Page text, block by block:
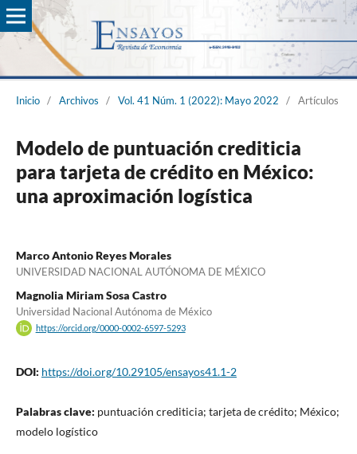
Inicio / Archivos / Vol. 41 Núm. 1 (2022): Mayo 2022 / Artículos
Modelo de puntuación crediticia
para tarjeta de crédito en México:
una aproximación logística
Marco Antonio Reyes Morales
UNIVERSIDAD NACIONAL AUTÓNOMA DE MÉXICO
Magnolia Miriam Sosa Castro
Universidad Nacional Autónoma de México
https://orcid.org/0000-0002-6597-5293
DOI: https://doi.org/10.29105/ensayos41.1-2
Palabras clave: puntuación crediticia; tarjeta de crédito; México;
modelo logístico